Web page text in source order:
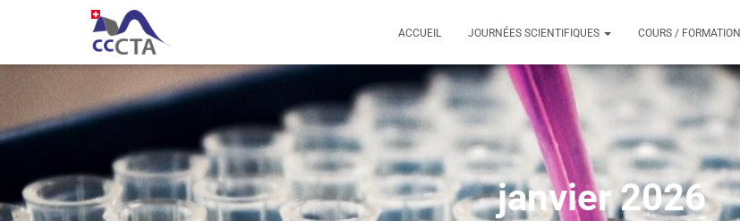
ACCUEIL JOURNÉES SCIENTIFIQUES COURS / FORMATION
janvier 2026